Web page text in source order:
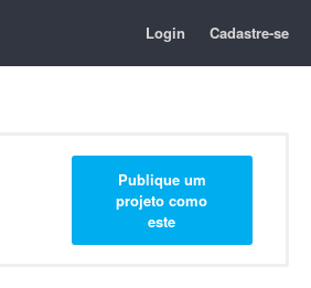
Login Cadastre-se
Publique um
projeto como
este